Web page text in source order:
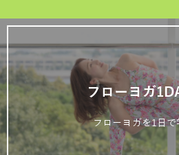
フローヨガ
フローヨガを1日で